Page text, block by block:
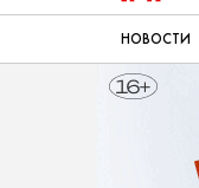
НОВОСТИ